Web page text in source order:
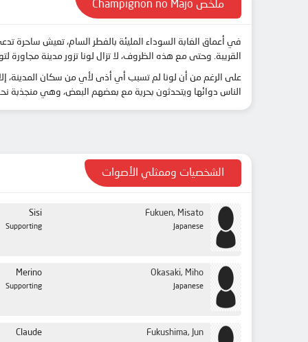
ملخص Champignon no Majo
في أعماق الغابة السوداء المليئة بالفطر السام، تعيش ساحرة
القريبة. وحتى مع هذه الظروف، لا تزال لونا تزور مدينة مجاورة
على الرغم من أن لونا لم تسبب أي أذى لأي من سكان المدينة،
الناس دوائها ويتحدثون بحرية مع بعضهم البعض، وهي منجذبة
الشخصيات وممثلي الأصوات
Sisi
Supporting
Fukuen, Misato
Japanese
Merino
Supporting
Okasaki, Miho
Japanese
Claude Fukushima, Jun